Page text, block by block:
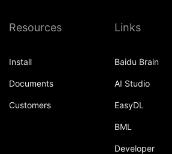
Resources
Install
Documents
Customers
Links
Baidu Brain
AI Studio
EasyDL
BML
Developer